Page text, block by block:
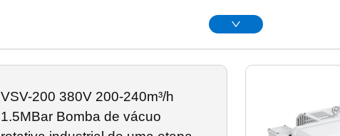
VSV-200 380V 200-240m³/h
1.5MBar Bomba de vácuo